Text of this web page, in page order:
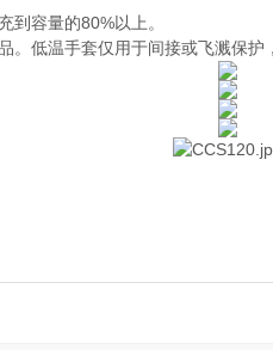
到容量的80%以上。
低温手套仅用于间接或飞溅保护